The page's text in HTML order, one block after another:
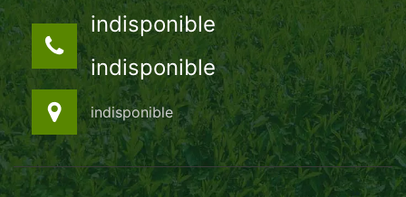
indisponible
indisponible
indisponible